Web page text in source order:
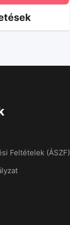
Feltételek (ÁSZF)